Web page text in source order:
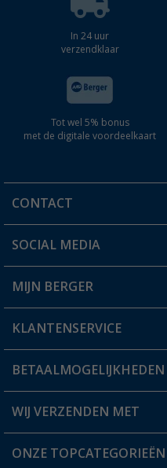
In 24 uur
verzendklaar
Tot wel 5% bonus
met de digitale voordeelkaart
CONTACT
Een vraag?
Winkel vinden
SOCIAL MEDIA
MIJN BERGER
Mijn account
Status bestelling
Verlanglijstje
KLANTENSERVICE
FAQ & Contact
Verzendinformatie
BETAALMOGELIJKHEDEN
WIJ VERZENDEN MET
ONZE TOPCATEGORIEËN